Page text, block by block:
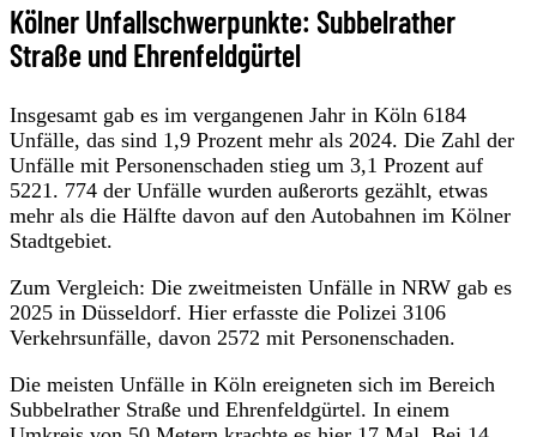
Kölner Unfallschwerpunkte: Subbelrather
Straße und Ehrenfeldgürtel
Insgesamt gab es im vergangenen Jahr in Köln 6184
Unfälle, das sind 1,9 Prozent mehr als 2024. Die Zahl der
Unfälle mit Personenschaden stieg um 3,1 Prozent auf
5221. 774 der Unfälle wurden außerorts gezählt, etwas
mehr als die Hälfte davon auf den Autobahnen im Kölner
Stadtgebiet.
Zum Vergleich: Die zweitmeisten Unfälle in NRW gab es
2025 in Düsseldorf. Hier erfasste die Polizei 3106
Verkehrsunfälle, davon 2572 mit Personenschaden.
Die meisten Unfälle in Köln ereigneten sich im Bereich
Subbelrather Straße und Ehrenfeldgürtel. In einem